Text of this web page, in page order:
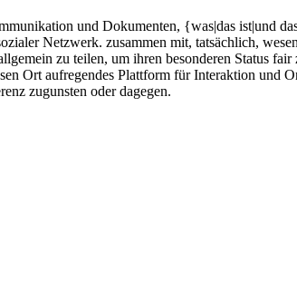
und Dokumenten, {was|das ist|und
Netzwerk. zusammen mit, tatsächlich,
zu teilen, um ihren besonderen Status
Ort aufregendes Plattform für Interaktion
zugunsten oder dagegen.